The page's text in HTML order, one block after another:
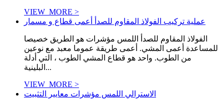
VIEW_MORE >
عملية تركيب الفولاذ المقاوم للصدأ أعمى قطاع و مسمار
الفولاذ المقاوم للصدأ اللمس مؤشرات هو الطريق خصيصا
للمساعدة أعمى المشي. أعمى طريقة عموما معبد مع نوعين
من الطوب. واحد هو قطاع المشي الطوب ، التي أدلة
البلينية...
VIEW_MORE >
الاسترالي اللمس مؤشرات معايير التثبيت